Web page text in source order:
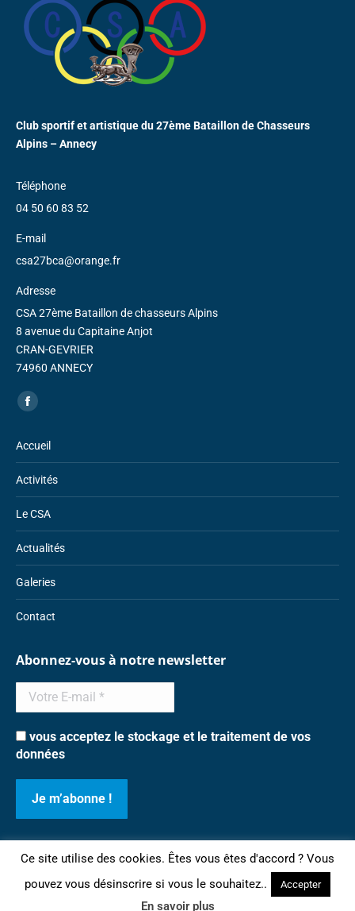
Club sportif et artistique du 27ème Bataillon de Chasseurs
Alpins – Annecy
Téléphone
04 50 60 83 52
E-mail
csa27bca@orange.fr
Adresse
CSA 27ème Bataillon de chasseurs Alpins
8 avenue du Capitaine Anjot
CRAN-GEVRIER
74960 ANNECY
Trouvez nous sur :
Facebook
opens
in
window
Accueil
Activités
Le CSA
Actualités
Galeries
Contact
Abonnez-vous à notre newsletter
vous acceptez le stockage et le traitement de vos
données
©2018 CSA 27ème BCA
Connexion
Mentions légales et politique de confidentialité-Création &
Ce site utilise des cookies. Êtes vous êtes d'accord ? Vous
pouvez vous désinscrire si vous le souhaitez..
Accepter
En savoir plus